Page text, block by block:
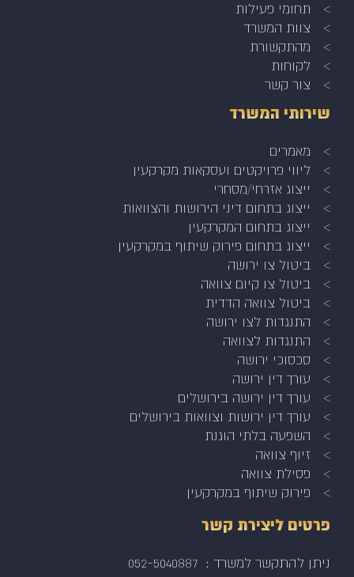
תחומי פעילות
צוות המשרד
מהתקשורת
לקוחות
צור קשר
שירותי המשרד
מאמרים
ליווי פרויקטים ועסקאות מקרקעין
ייצוג אזרחי/מסחרי
ייצוג בתחום דיני הירושות והצוואות
ייצוג בתחום המקרקעין
ייצוג בתחום פירוק שיתוף במקרקעין
ביטול צו ירושה
ביטול צו קיום צוואה
ביטול צוואה הדדית
התנגדות לצו ירושה
התנגדות לצוואה
סכסוכי ירושה
עורך דין ירושה
עורך דין ירושה בירושלים
עורך דין ירושות וצוואות בירושלים
השפעה בלתי הוגנת
זיוף צוואה
פסילת צוואה
פירוק שיתוף במקרקעין
פרטים ליצירת קשר
ניתן להתקשר למשרד :
052-5040887